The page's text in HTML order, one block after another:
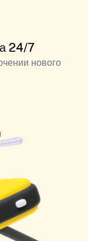
24/7
нового